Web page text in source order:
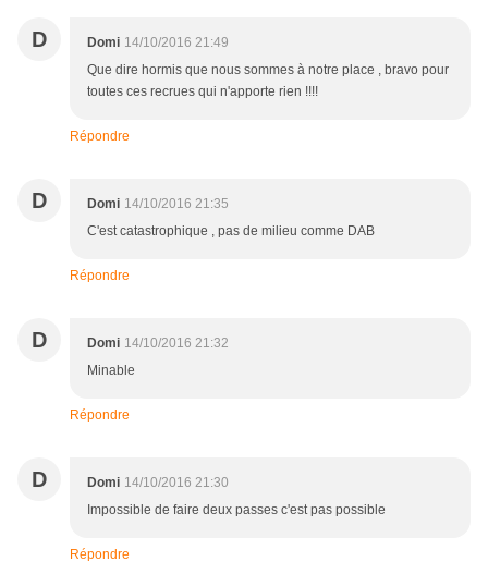
D Domi 14/10/2016 21:49
Que dire hormis que nous sommes à notre place , bravo pour
toutes ces recrues qui n'apporte rien !!!!
Répondre
D Domi 14/10/2016 21:35
C'est catastrophique , pas de milieu comme DAB
Répondre
D Domi 14/10/2016 21:32
Minable
Répondre
D Domi 14/10/2016 21:30
Impossible de faire deux passes c'est pas possible
Répondre